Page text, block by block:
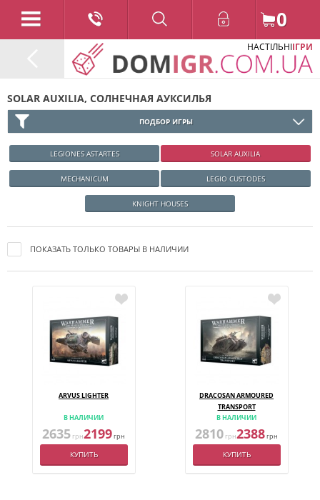
0
НАСТІЛЬНІІГРИ
SOLAR AUXILIA, СОЛНЕЧНАЯ АУКСИЛЬЯ
ПОДБОР ИГРЫ
LEGIONES ASTARTES SOLAR AUXILIA
MECHANICUM LEGIO CUSTODES
KNIGHT HOUSES
ПОКАЗАТЬ ТОЛЬКО ТОВАРЫ В НАЛИЧИИ
ARVUS LIGHTER
В НАЛИЧИИ
2635 грн2199грн
КУПИТЬ
DRACOSAN ARMOURED
TRANSPORT
В НАЛИЧИИ
2810 грн2388грн
КУПИТЬ